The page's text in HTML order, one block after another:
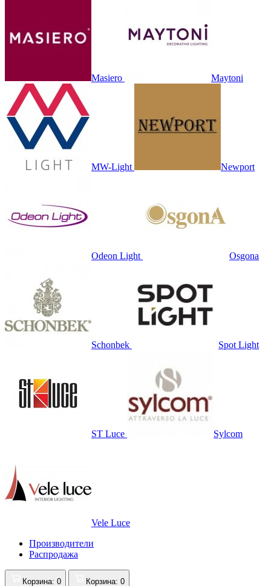
Masiero Maytoni
MW-Light Newport
Odeon Light Osgona
Schonbek Spot Light
ST Luce Sylcom
Vele Luce
Производители
Распродажа
Корзина: 0 Корзина: 0